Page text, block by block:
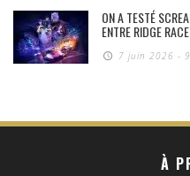
ON A TESTÉ
ENTRE RIDGE
7 juin 2026 -
À